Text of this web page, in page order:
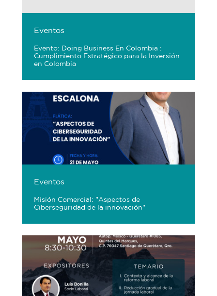
Eventos
Evento: Doing Business En Colombia :
Cumplimiento Estratégico para la Inversión
en Colombia
Eventos
Misión Comercial: "Aspectos de
Ciberseguridad de la innovación"